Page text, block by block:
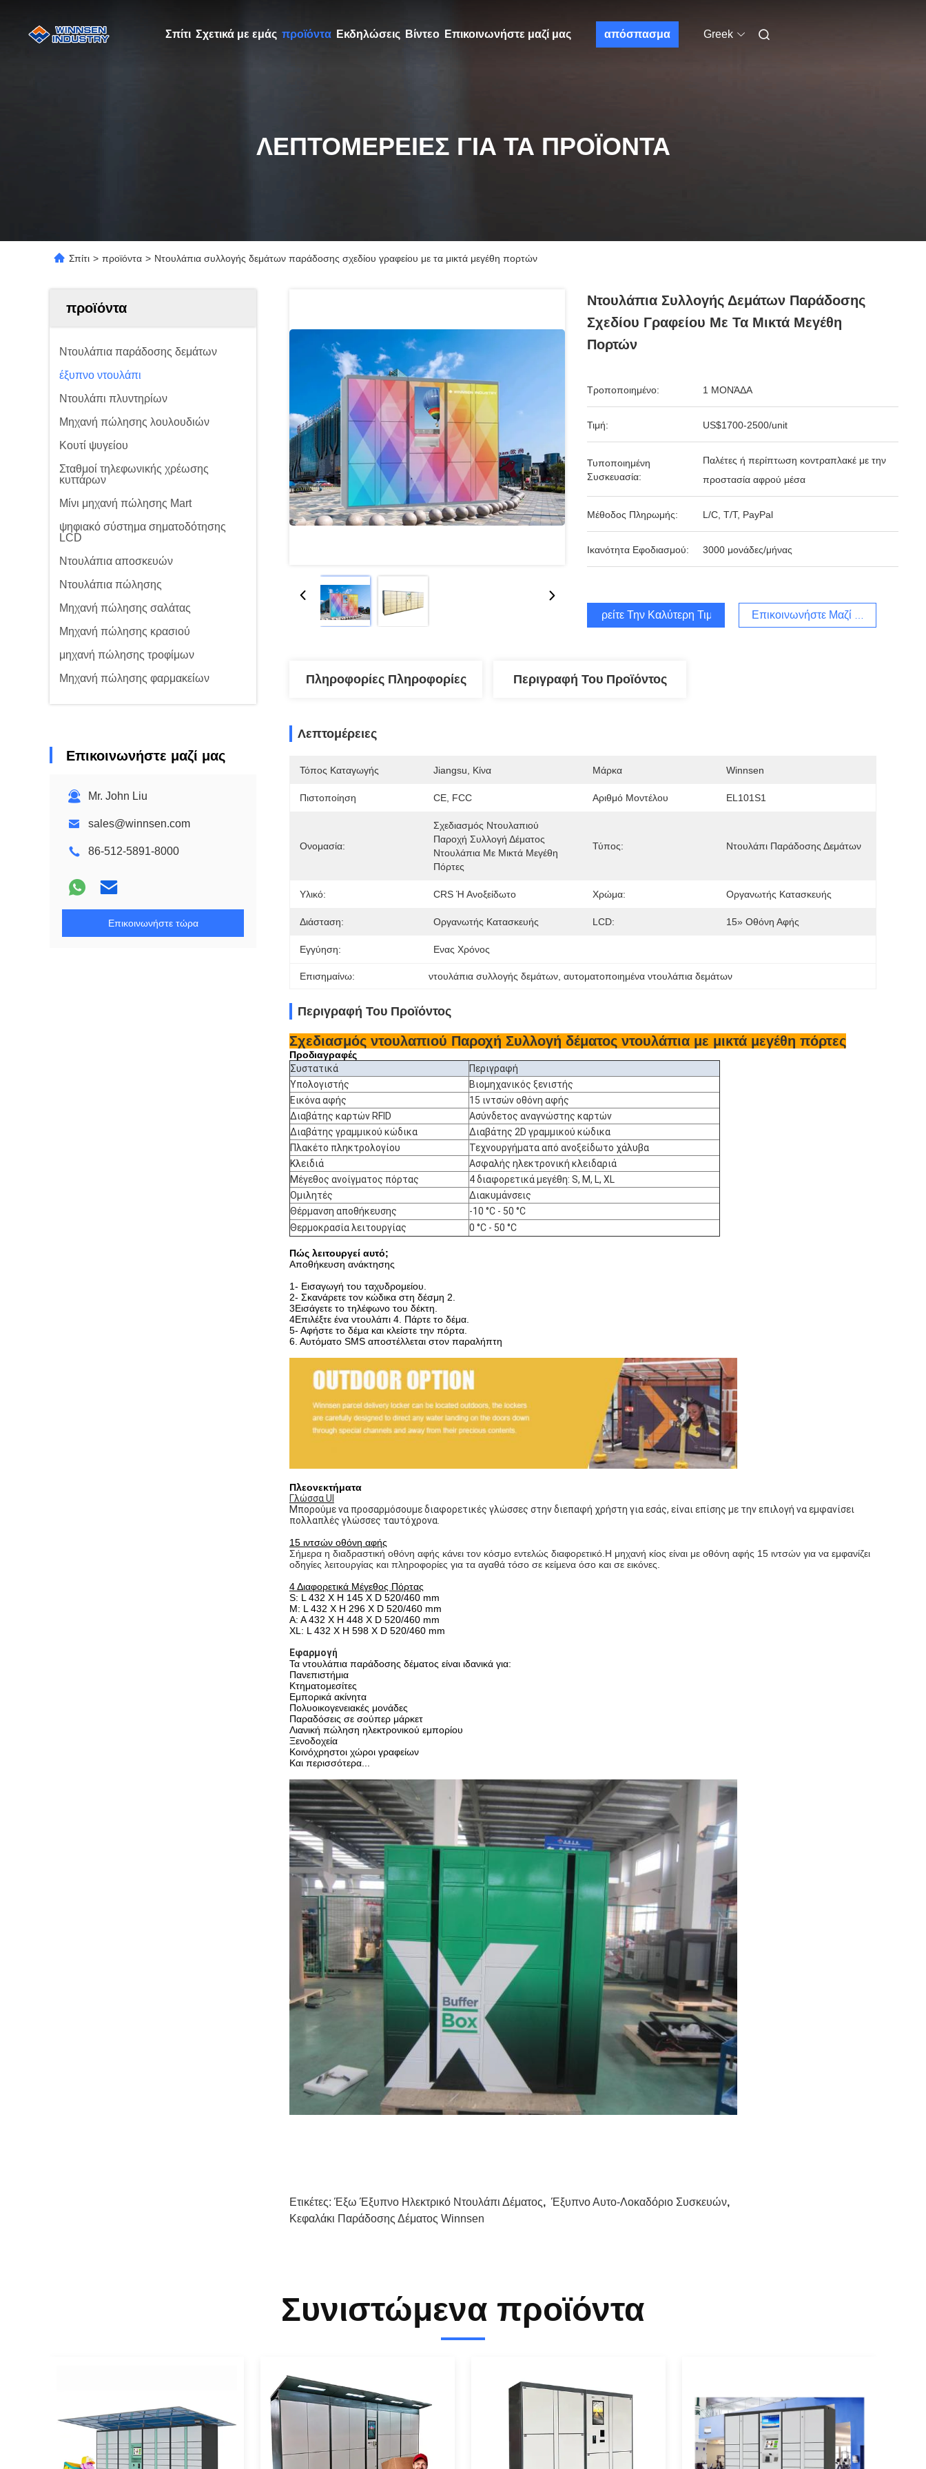
Σπίτι Σχετικά με εμάς προϊόντα Εκδηλώσεις Βίντεο Επικοινωνήστε μαζί μας απόσπασμα Greek
ΛΕΠΤΟΜΈΡΕΙΕΣ ΓΙΑ ΤΑ ΠΡΟΪΌΝΤΑ
Σπίτι > προϊόντα > Ντουλάπια συλλογής δεμάτων παράδοσης σχεδίου γραφείου με τα μικτά μεγέθη πορτών
προϊόντα
Ντουλάπια παράδοσης δεμάτων
έξυπνο ντουλάπι
Ντουλάπι πλυντηρίων
Μηχανή πώλησης λουλουδιών
Κουτί ψυγείου
Σταθμοί τηλεφωνικής χρέωσης
κυττάρων
Μίνι μηχανή πώλησης Mart
ψηφιακό σύστημα σηματοδότησης
LCD
Ντουλάπια αποσκευών
Ντουλάπια πώλησης
Μηχανή πώλησης σαλάτας
Μηχανή πώλησης κρασιού
μηχανή πώλησης τροφίμων
Μηχανή πώλησης φαρμακείων
Επικοινωνήστε μαζί μας
Mr. John Liu
sales@winnsen.com
86-512-5891-8000
Επικοινωνήστε τώρα
Ντουλάπια Συλλογής Δεμάτων Παράδοσης
Σχεδίου Γραφείου Με Τα Μικτά Μεγέθη
Πορτών
Τροποποιημένο: 1 ΜΟΝΆΔΑ
Τιμή: US$1700-2500/unit
Τυποποιημένη
Συσκευασία:
Παλέτες ή περίπτωση κοντραπλακέ με την
προστασία αφρού μέσα
Μέθοδος Πληρωμής: L/C, T/T, PayPal
Ικανότητα Εφοδιασμού: 3000 μονάδες/μήνας
Βρείτε Την Καλύτερη Τιμή Επικοινωνήστε Μαζί Μας
Πληροφορίες Πληροφορίες Περιγραφή Του Προϊόντος
Λεπτομέρειες
Τόπος Καταγωγής Jiangsu, Κίνα Μάρκα Winnsen
Πιστοποίηση CE, FCC Αριθμό Μοντέλου EL101S1
Ονομασία:
Σχεδιασμός Ντουλαπιού
Παροχή Συλλογή Δέματος
Ντουλάπια Με Μικτά Μεγέθη
Πόρτες
Τύπος: Ντουλάπι Παράδοσης Δεμάτων
Υλικό: CRS Ή Ανοξείδωτο Χρώμα: Οργανωτής Κατασκευής
Διάσταση: Οργανωτής Κατασκευής LCD: 15» Οθόνη Αφής
Εγγύηση: Ενας Χρόνος
Επισημαίνω: ντουλάπια συλλογής δεμάτων , αυτοματοποιημένα ντουλάπια δεμάτων
Περιγραφή Του Προϊόντος
Σχεδιασμός ντουλαπιού Παροχή Συλλογή δέματος ντουλάπια με μικτά μεγέθη πόρτες
Προδιαγραφές
Συστατικά
Περιγραφή
Υπολογιστής
Βιομηχανικός ξενιστής
Εικόνα αφής
15 ιντσών οθόνη αφής
Διαβάτης καρτών RFID
Ασύνδετος αναγνώστης καρτών
Διαβάτης γραμμικού κώδικα
Διαβάτης 2D γραμμικού κώδικα
Πλακέτο πληκτρολογίου
Τεχνουργήματα από ανοξείδωτο χάλυβα
Κλειδιά
Ασφαλής ηλεκτρονική κλειδαριά
Μέγεθος ανοίγματος πόρτας
4 διαφορετικά μεγέθη: S, M, L, XL
Ομιλητές
Διακυμάνσεις
Θέρμανση αποθήκευσης
-10 °C - 50 °C
Θερμοκρασία λειτουργίας
0 °C - 50 °C
Πώς λειτουργεί αυτό;
Αποθήκευση ανάκτησης
1- Εισαγωγή του ταχυδρομείου.
2- Σκανάρετε τον κώδικα στη δέσμη 2.
3Εισάγετε το τηλέφωνο του δέκτη.
4Επιλέξτε ένα ντουλάπι 4. Πάρτε το δέμα.
5- Αφήστε το δέμα και κλείστε την πόρτα.
6. Αυτόματο SMS αποστέλλεται στον παραλήπτη
Πλεονεκτήματα
Γλώσσα UI
Μπορούμε να προσαρμόσουμε διαφορετικές γλώσσες στην διεπαφή χρήστη για εσάς, είναι επίσης με την επιλογή να εμφανίσει
πολλαπλές γλώσσες ταυτόχρονα.
15 ιντσών οθόνη αφής
Σήμερα η διαδραστική οθόνη αφής κάνει τον κόσμο εντελώς διαφορετικό.Η μηχανή κίος είναι με οθόνη αφής 15 ιντσών για να εμφανίζει
οδηγίες λειτουργίας και πληροφορίες για τα αγαθά τόσο σε κείμενα όσο και σε εικόνες.
4 Διαφορετικά Μέγεθος Πόρτας
S: L 432 X H 145 X D 520/460 mm
Μ: L 432 X H 296 X D 520/460 mm
Α: Α 432 Χ H 448 Χ D 520/460 mm
XL: L 432 X H 598 X D 520/460 mm
Εφαρμογή
Τα ντουλάπια παράδοσης δέματος είναι ιδανικά για:
Πανεπιστήμια
Κτηματομεσίτες
Εμπορικά ακίνητα
Πολυοικογενειακές μονάδες
Παραδόσεις σε σούπερ μάρκετ
Λιανική πώληση ηλεκτρονικού εμπορίου
Ξενοδοχεία
Κοινόχρηστοι χώροι γραφείων
Και περισσότερα...
Ετικέτες: Έξω Έξυπνο Ηλεκτρικό Ντουλάπι Δέματος, Έξυπνο Αυτο-Λοκαδόριο Συσκευών,
Κεφαλάκι Παράδοσης Δέματος Winnsen
Συνιστώμενα προϊόντα